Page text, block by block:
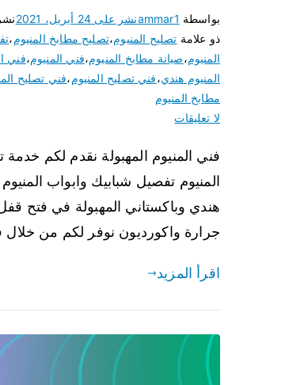
بواسطة ammar1نشر على 24 أبريل، 2021
ذو علامة تصليح المنيوم،تصليح مطابخ المنيوم،
المنيوم،صيانة مطابخ المنيوم،فني المنيوم،فني
المنيوم هندي،فني تصليح المنيوم،فني تصليح
مطابخ المنيوم
لا تعليقات
فني المنيوم المهبولة نقدم لكم
المنيوم تفصيل شبابيك وابواب
هندي وباكستاني المهبولة في فتح
جرارة واكورديون نوفر لكم من خلال
اقرأ المزيد